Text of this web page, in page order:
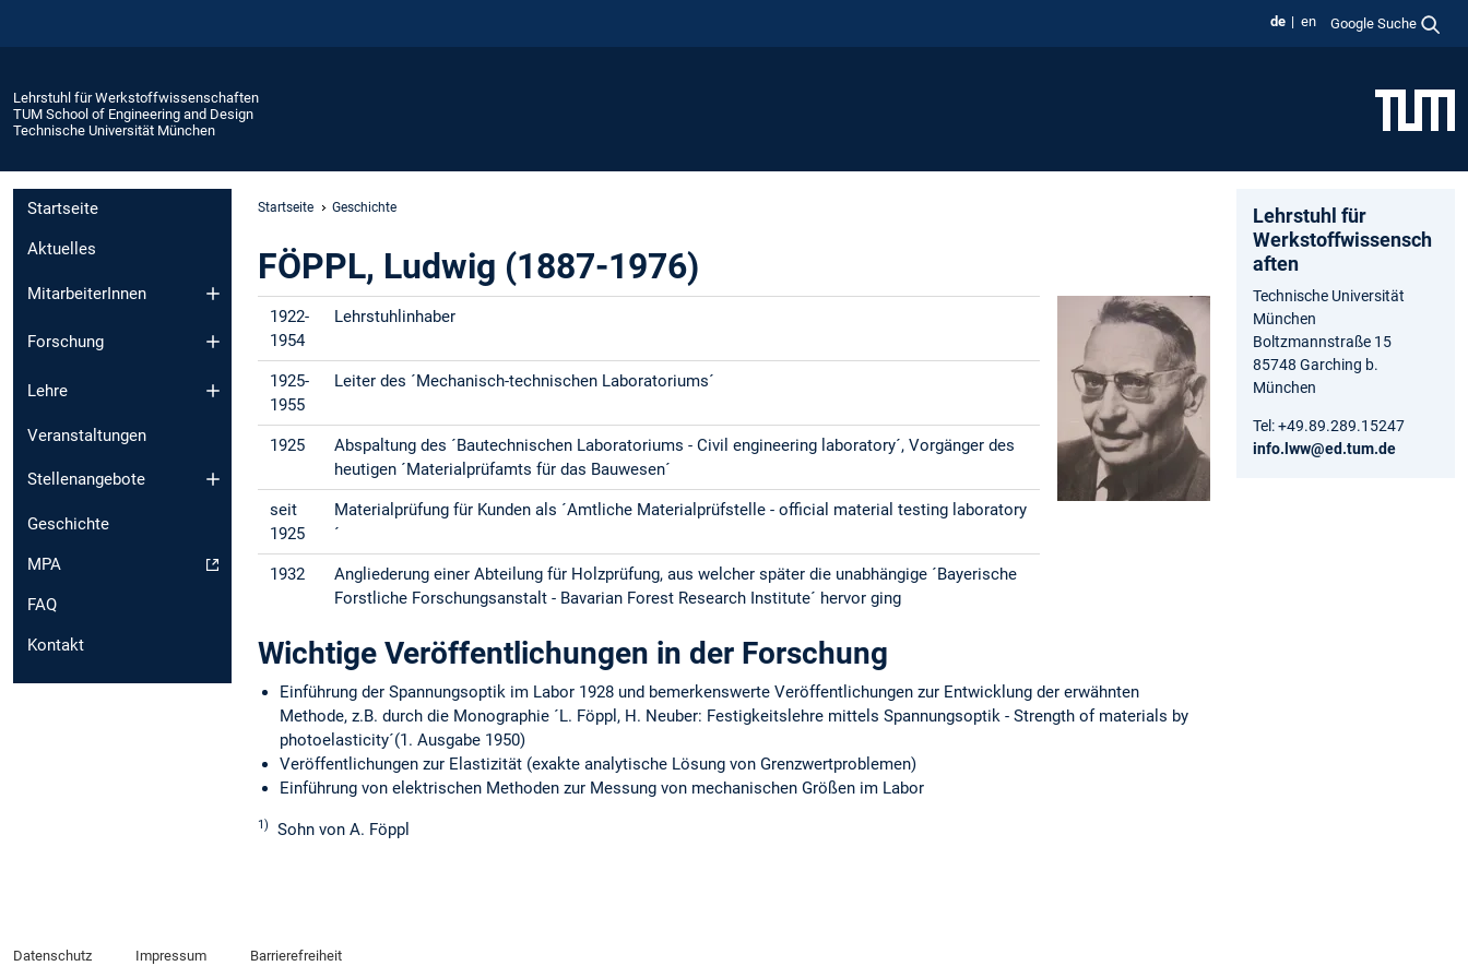
de en Google Suche
Lehrstuhl für Werkstoffwissenschaften
TUM School of Engineering and Design
Technische Universität München
Startseite
Aktuelles
MitarbeiterInnen
Forschung
Lehre
Veranstaltungen
Stellenangebote
Geschichte
MPA
FAQ
Kontakt
Startseite Geschichte
FÖPPL, Ludwig (1887-1976)
1922-
1954
Lehrstuhlinhaber
1925-
1955
Leiter des ´Mechanisch-technischen Laboratoriums´
1925
Abspaltung des ´Bautechnischen Laboratoriums - Civil engineering laboratory´, Vorgänger des
heutigen ´Materialprüfamts für das Bauwesen´
seit
1925
Materialprüfung für Kunden als ´Amtliche Materialprüfstelle - official material testing laboratory
´
1932
Angliederung einer Abteilung für Holzprüfung, aus welcher später die unabhängige ´Bayerische
Forstliche Forschungsanstalt - Bavarian Forest Research Institute´ hervor ging
Wichtige Veröffentlichungen in der Forschung
Einführung der Spannungsoptik im Labor 1928 und bemerkenswerte Veröffentlichungen zur Entwicklung der erwähnten
Methode, z.B. durch die Monographie ´L. Föppl, H. Neuber: Festigkeitslehre mittels Spannungsoptik - Strength of materials by
photoelasticity´(1. Ausgabe 1950)
Veröffentlichungen zur Elastizität (exakte analytische Lösung von Grenzwertproblemen)
Einführung von elektrischen Methoden zur Messung von mechanischen Größen im Labor
1) Sohn von A. Föppl
Lehrstuhl für
Werkstoffwissensch
aften
Technische Universität
München
Boltzmannstraße 15
85748 Garching b.
München
Tel: +49.89.289.15247
info.lww@ed.tum.de
Datenschutz Impressum Barrierefreiheit